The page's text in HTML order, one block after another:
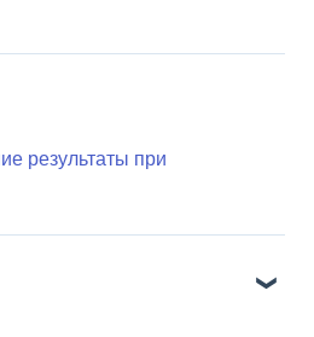
результаты при